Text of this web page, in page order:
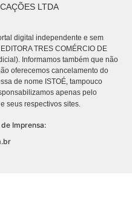
LTDA
digital independente e sem
TRES COMÉRCIO DE
Informamos também que não
oferecemos cancelamento do
de nome ISTOÉ, tampouco
apenas pelo
e seus respectivos sites.
Imprensa: